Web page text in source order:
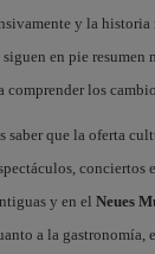
y la historia
en pie
los
saber que la oferta
conciertos
y en el Neues
a la